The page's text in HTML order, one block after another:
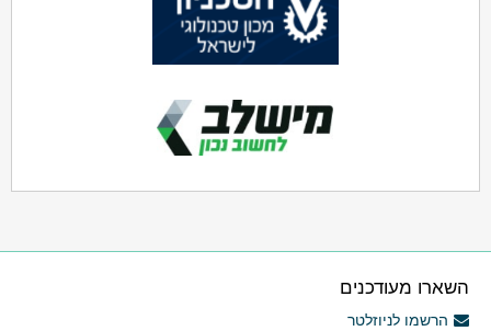
השארו מעודכנים
הרשמו לניוזלטר